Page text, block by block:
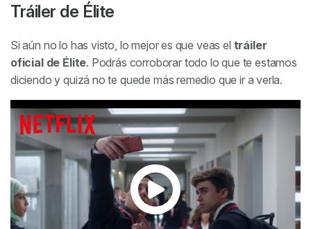
Tráiler de Élite
Si aún no lo has visto, lo mejor es que veas el tráiler
oficial de Élite. Podrás corroborar todo lo que te estamos
diciendo y quizá no te quede más remedio que ir a verla.